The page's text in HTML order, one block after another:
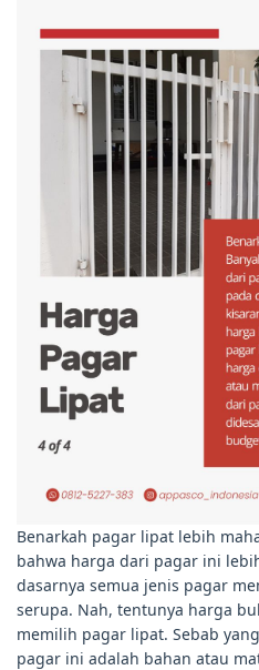
Benarkah pagar lipat lebih
bahwa harga dari pagar ini
dasarnya semua jenis pagar
serupa. Nah, tentunya harga
memilih pagar lipat. Sebab
pagar ini adalah bahan atau